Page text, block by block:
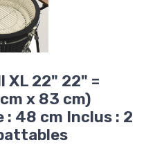
XL 22" 22" =
x 83 cm)
: 48 cm Inclus : 2